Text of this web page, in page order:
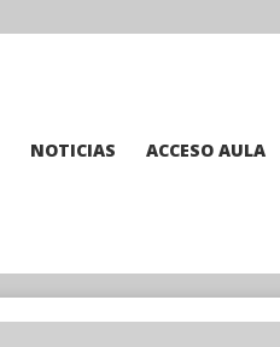
NOTICIAS ACCESO AULA